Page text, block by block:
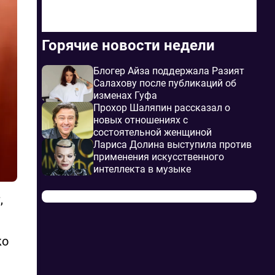
Горячие новости недели
Блогер Айза поддержала Разият
Салахову после публикаций об
изменах Гуфа
Прохор Шаляпин рассказал о
новых отношениях с
состоятельной женщиной
Лариса Долина выступила против
применения искусственного
интеллекта в музыке